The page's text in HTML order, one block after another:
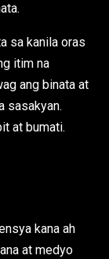
sa kanila oras
itim na
ang binata at
sasakyan.
at bumati.
kana ah
at medyo